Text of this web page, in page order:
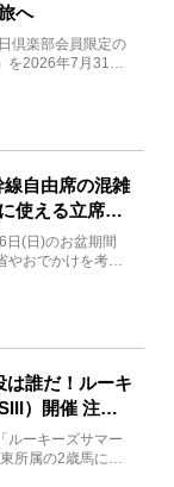
へ
倶楽部会員限定の
を2026年7月31日
自由席の混雑
使える立席特
(日)のお盆期間
やおでかけを考え
は誰だ！ルーキ
）開催 注目
ク
ルーキーズサマー
所属の2歳馬によ